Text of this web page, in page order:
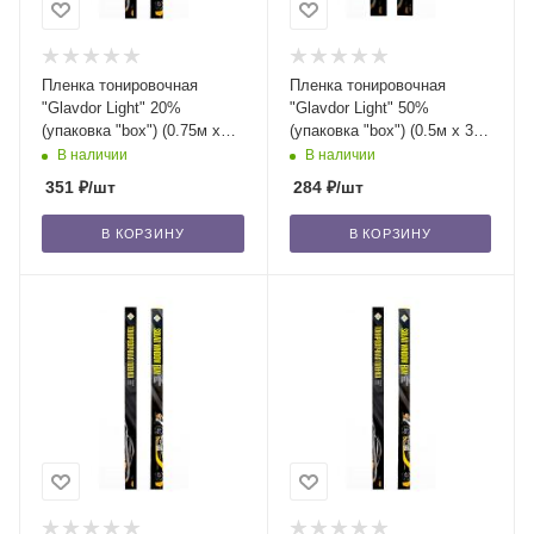
Пленка тонировочная
"Glavdor Light" 20%
(упаковка "box") (0.75м х
3м) GL-1022 /50
В наличии
351 ₽/шт
В КОРЗИНУ
Пленка тонировочная
"Glavdor Light" 50%
(упаковка "box") (0.5м х 3м)
GL-1015 /40
В наличии
284₽/шт
В КОРЗИНУ